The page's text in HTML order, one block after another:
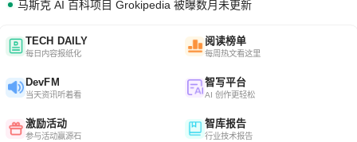
马斯克 AI 百科项目 Grokipedia 被曝数月未更新
TECH DAILY
每日内容报纸化
阅读榜单
每周热文看这里
DevFM
当天资讯听着看
智写平台
AI 创作更轻松
激励活动
参与活动赢源石
智库报告
行业技术报告